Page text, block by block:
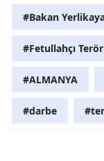
#Bakan
#Fetullahçı
#ALMANYA
#darbe